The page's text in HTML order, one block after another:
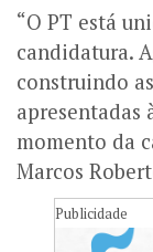
“O PT está
candidatura.
construindo
apresentadas
momento da
Marcos
Publicidade